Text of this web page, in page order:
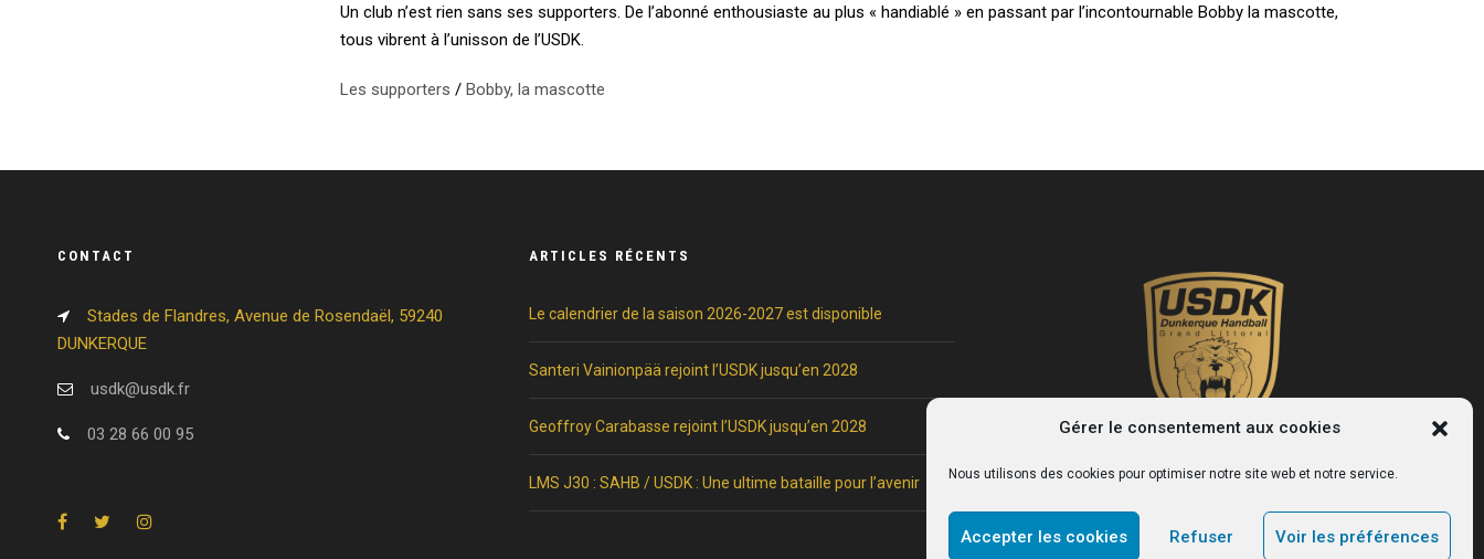
Gérer le consentement aux cookies
Nous utilisons des cookies pour optimiser notre site web et notre service.
Accepter les cookies Refuser Voir les préférences
Un club n’est rien sans ses supporters. De l’abonné enthousiaste au plus « handiablé » en passant par l’incontournable Bobby la mascotte,
tous vibrent à l’unisson de l’USDK.
Les supporters / Bobby, la mascotte
CONTACT
Stades de Flandres, Avenue de Rosendaël, 59240
DUNKERQUE
usdk@usdk.fr
03 28 66 00 95
ARTICLES RÉCENTS
Le calendrier de la saison 2026-2027 est disponible
Santeri Vainionpää rejoint l’USDK jusqu’en 2028
Geoffroy Carabasse rejoint l’USDK jusqu’en 2028
LMS J30 : SAHB / USDK : Une ultime bataille pour l’avenir